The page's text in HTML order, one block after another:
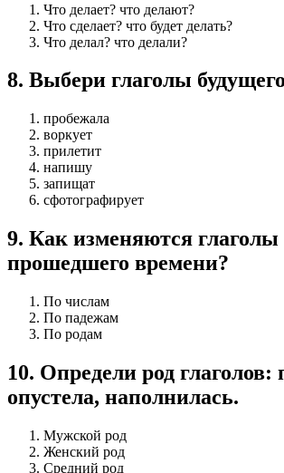
Что делает? что делают?
Что сделает? что будет делать?
Что делал? что делали?
8. Выбери глаголы
пробежала
воркует
прилетит
напишу
запищат
сфотографирует
9. Как изменяются глаголы
прошедшего времени?
По числам
По падежам
По родам
10. Определи род глаголов:
опустела, наполнилась.
Мужской род
Женский род
Средний род